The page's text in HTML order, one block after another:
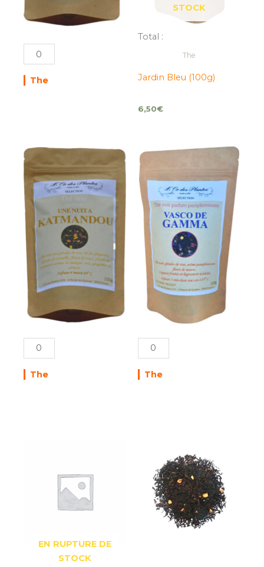
The
STOCK
Total :
The
Jardin Bleu (100g)
6,50€
quantité
de
Les
Jardins
de
KATMANDOU
(100g)
The
quantité
de
VASCO
de
GAMA
(100g)
The
EN RUPTURE DE
STOCK